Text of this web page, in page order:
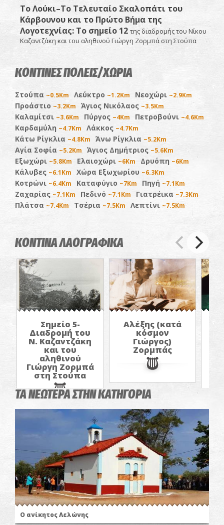
Το Λούκι–Το Τελευταίο Σκαλοπάτι του
Κάρβουνου και το Πρώτο Βήμα της
Λογοτεχνίας: Το σημείο 12 της διαδρομής του Νίκου
Καζαντζάκη και του αληθινού Γιώργη Ζορμπά στη Στούπα
ΚΟΝΤΙΝΕΣ ΠΟΛΕΙΣ/ΧΩΡΙΑ
Στούπα ~0.5Km Λεύκτρο ~1.2Km Νεοχώρι ~2.9Km
Προάστιο ~3.2Km Άγιος Νικόλαος ~3.5Km
Καλαμίτσι ~3.6Km Πύργος ~4Km Πετροβούνι ~4.6Km
Καρδαμύλη ~4.7Km Λάκκος ~4.7Km
Κάτω Ρίγκλια ~4.8Km Άνω Ρίγκλια ~5.2Km
Αγία Σοφία ~5.2Km Άγιος Δημήτριος ~5.6Km
Εξωχώρι ~5.8Km Ελαιοχώρι ~6Km Δρυόπη ~6Km
Κάλυβες ~6.1Km Χώρα Εξωχωρίου ~6.3Km
Κοτρώνι ~6.4Km Καταφύγιο ~7Km Πηγή ~7.1Km
Ζαχαρίας ~7.1Km Πεδινό ~7.1Km Γιατρέικα ~7.3Km
Πλάτσα ~7.4Km Τσέρια ~7.5Km Λεπτίνι ~7.5Km
ΚΟΝΤΙΝΑ ΛΑΟΓΡΑΦΙΚΑ
Σημείο 5-
Διαδρομή του
Ν. Καζαντζάκη
και του
αληθινού
Γιώργη Ζορμπά
στη Στούπα
Αλέξης (κατά
κόσμον
Γιώργος)
Ζορμπάς
ΤΑ ΝΕΩΤΕΡΑ ΣΤΗΝ ΚΑΤΗΓΟΡΙΑ
Ο ανίκητος Λελώνης